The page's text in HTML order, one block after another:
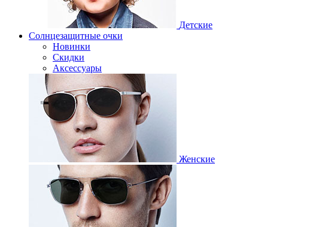
Детские
Солнцезащитные очки
Новинки
Скидки
Аксессуары
Женские